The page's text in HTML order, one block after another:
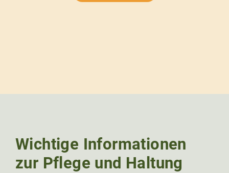
Wichtige Informationen
zur Pflege und Haltung